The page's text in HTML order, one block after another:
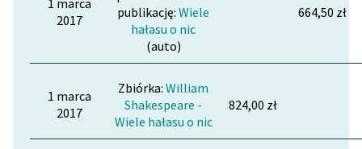
1 marca
2017
publikację:Wiele
hałasu o nic
(auto)
664,50 zł
1 marca
2017
Zbiórka:William
Shakespeare -
Wiele hałasu o nic
824,00 zł